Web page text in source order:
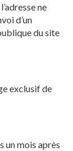
ne
d’un
du site
exclusif de
un mois après